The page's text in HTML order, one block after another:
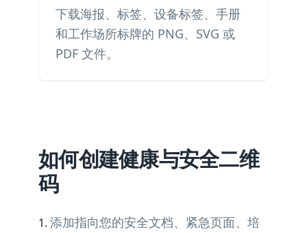
下载海报、标签、设备标签、手册
和工作场所标牌的 PNG、SVG 或
PDF 文件。
如何创建健康与安全二维
码
添加指向您的安全文档、紧急页面、培